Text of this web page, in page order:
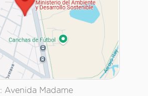
: Avenida Madame